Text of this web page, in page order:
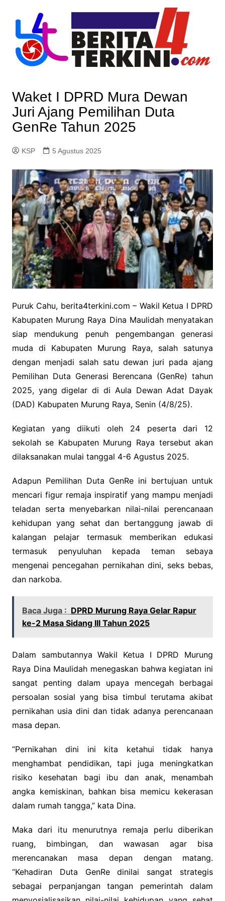
content
Waket I DPRD Mura Dewan
Juri Ajang Pemilihan Duta
GenRe Tahun 2025
KSP 5 Agustus 2025
Puruk Cahu, berita4terkini.com – Wakil Ketua I DPRD
Kabupaten Murung Raya Dina Maulidah menyatakan
siap mendukung penuh pengembangan generasi
muda di Kabupaten Murung Raya, salah satunya
dengan menjadi salah satu dewan juri pada ajang
Pemilihan Duta Generasi Berencana (GenRe) tahun
2025, yang digelar di di Aula Dewan Adat Dayak
(DAD) Kabupaten Murung Raya, Senin (4/8/25).
Kegiatan yang diikuti oleh 24 peserta dari 12
sekolah se Kabupaten Murung Raya tersebut akan
dilaksanakan mulai tanggal 4-6 Agustus 2025.
Adapun Pemilihan Duta GenRe ini bertujuan untuk
mencari figur remaja inspiratif yang mampu menjadi
teladan serta menyebarkan nilai-nilai perencanaan
kehidupan yang sehat dan bertanggung jawab di
kalangan pelajar termasuk memberikan edukasi
termasuk penyuluhan kepada teman sebaya
mengenai pencegahan pernikahan dini, seks bebas,
dan narkoba.
Baca Juga : DPRD Murung Raya Gelar Rapur
ke-2 Masa Sidang III Tahun 2025
Dalam sambutannya Wakil Ketua I DPRD Murung
Raya Dina Maulidah menegaskan bahwa kegiatan ini
sangat penting dalam upaya mencegah berbagai
persoalan sosial yang bisa timbul terutama akibat
pernikahan usia dini dan tidak adanya perencanaan
masa depan.
“Pernikahan dini ini kita ketahui tidak hanya
menghambat pendidikan, tapi juga meningkatkan
risiko kesehatan bagi ibu dan anak, menambah
angka kemiskinan, bahkan bisa memicu kekerasan
dalam rumah tangga,” kata Dina.
Maka dari itu menurutnya remaja perlu diberikan
ruang, bimbingan, dan wawasan agar bisa
merencanakan masa depan dengan matang.
“Kehadiran Duta GenRe dinilai sangat strategis
sebagai perpanjangan tangan pemerintah dalam